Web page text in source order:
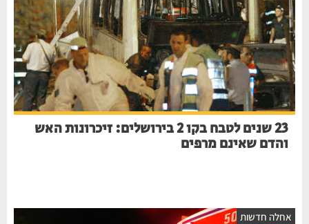
23 שנים לטבח בקו 2 בירושלים: זיכרונות האש
והדם שאינם מרפים
אחלה חדשות